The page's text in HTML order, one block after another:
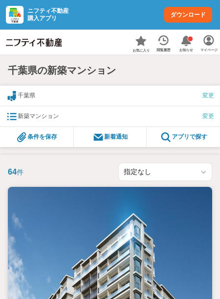
ニフティ不動産
購入アプリ
ダウンロード
お気に入り 閲覧履歴 お知らせ マイページ
千葉県の新築マンション
千葉県 変更
新築マンション 変更
条件を保存 新着通知 アプリで探す
64件